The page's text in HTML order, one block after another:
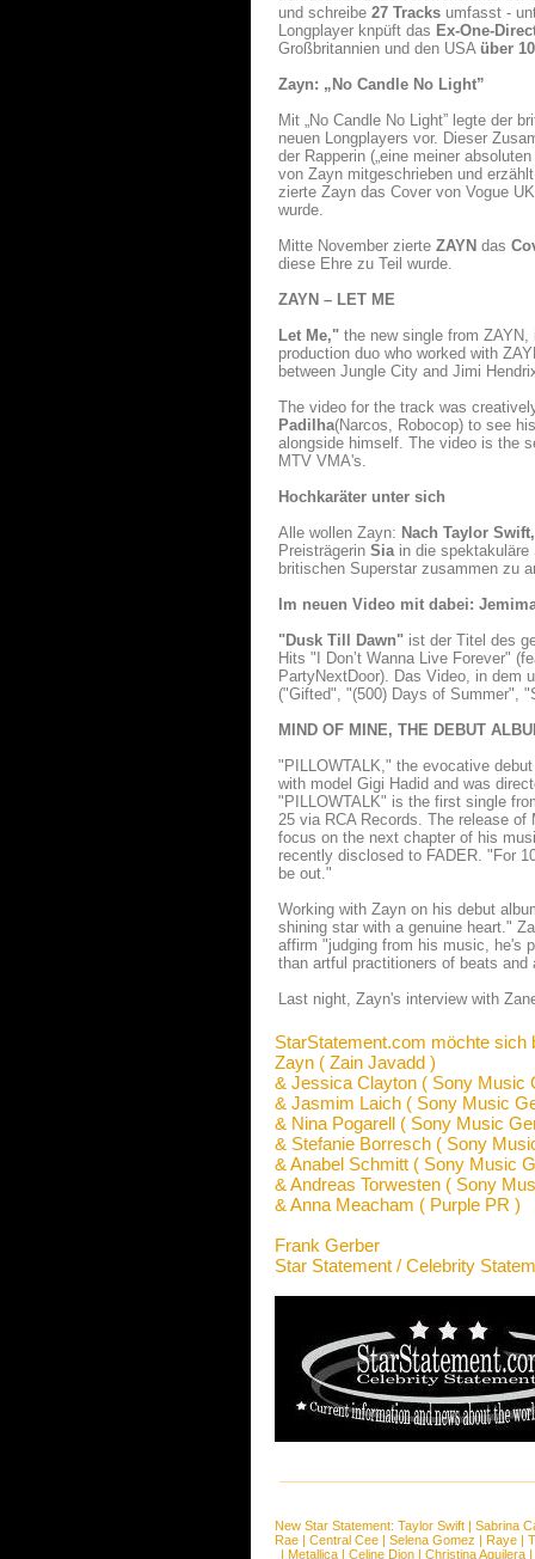
und schreibe 27 Tracks umfasst -
Longplayer knpüft das Ex-One-
Großbritannien und den USA über
Zayn: „No Candle No Light”
Mit „No Candle No Light” legte der
neuen Longplayers vor. Dieser
der Rapperin („eine meiner
von Zayn mitgeschrieben und
zierte Zayn das Cover von Vogue
wurde.
Mitte November zierte ZAYN das
diese Ehre zu Teil wurde.
ZAYN – LET ME
Let Me," the new single from
production duo who worked with
between Jungle City and Jimi
The video for the track was
Padilha(Narcos, Robocop) to see
alongside himself. The video is the
MTV VMA's.
Hochkaräter unter sich
Alle wollen Zayn: Nach Taylor
Preisträgerin Sia in die
britischen Superstar zusammen zu
Im neuen Video mit dabei:
"Dusk Till Dawn" ist der Titel des
Hits "I Don’t Wanna Live Forever"
PartyNextDoor). Das Video, in dem
("Gifted", "(500) Days of Summer",
MIND OF MINE, THE DEBUT
"PILLOWTALK," the evocative
with model Gigi Hadid and was
"PILLOWTALK" is the first single
25 via RCA Records. The release
focus on the next chapter of his
recently disclosed to FADER. "For
be out."
Working with Zayn on his debut
shining star with a genuine heart."
affirm "judging from his music, he's
than artful practitioners of beats and
Last night, Zayn's interview with
StarStatement.com möchte sich
Zayn ( Zain Javadd )
& Jessica Clayton ( Sony Music
& Jasmim Laich ( Sony Music
& Nina Pogarell ( Sony Music
& Stefanie Borresch ( Sony
& Anabel Schmitt ( Sony Music
& Andreas Torwesten ( Sony
& Anna Meacham ( Purple PR )
Frank Gerber
Star Statement / Celebrity
New Star Statement: Taylor Swift | Sabrina
Rae |Central Cee |Selena Gomez |Raye |
| Metallica | Celine Dion | Christina Aguilera |